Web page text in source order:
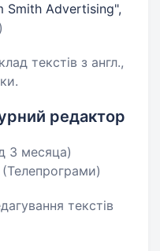
Smith Advertising",
текстів з англ.,
редактор
3 месяца)
(Телепрограми)
текстів